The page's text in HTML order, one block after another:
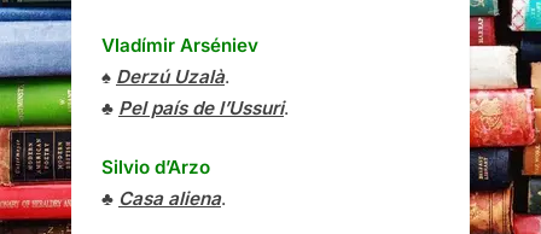
Vladímir Arséniev
♠ Derzú Uzalà.
♣ Pel país de l’Ussuri.
Silvio d’Arzo
♣ Casa aliena.